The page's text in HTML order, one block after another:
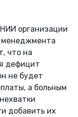
организации
менеджмента
что на
дефицит
не будет
а больным
добавить их